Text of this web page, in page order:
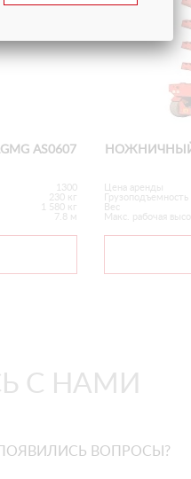
AS0607
1300
230 кг
1 580 кг
7.8 м
НОЖНИЧНЫЙ
Цена аренды
Грузоподъемность
Вес
Макс. рабочая
С НАМИ
ВОПРОСЫ?